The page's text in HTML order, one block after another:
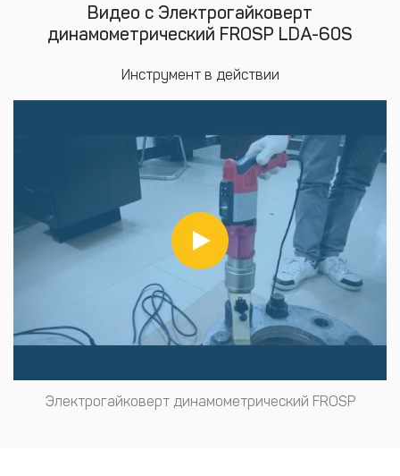
Видео с Электрогайковерт
динамометрический FROSP LDA-60S
Инструмент в действии
Электрогайковерт динамометрический FROSP